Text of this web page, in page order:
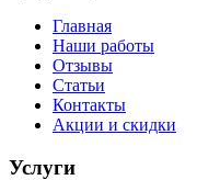
Главная
Наши работы
Отзывы
Статьи
Контакты
Акции и скидки
Услуги